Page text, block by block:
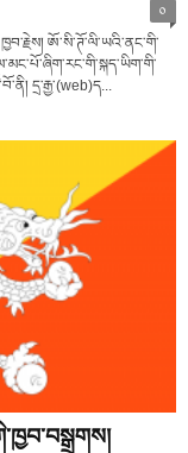
༠
ཨོ་སི་ཊོ་ལི་ཡའི་ནང་གི་
དྲ་རྒྱ་(web)ད...